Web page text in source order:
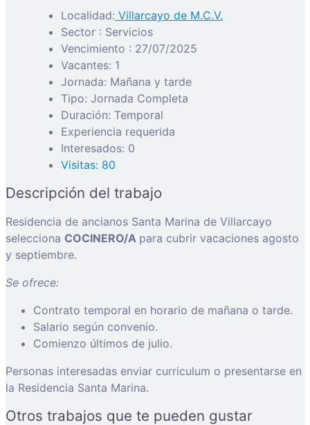
Localidad: Villarcayo de M.C.V.
Sector : Servicios
Vencimiento : 27/07/2025
Vacantes: 1
Jornada: Mañana y tarde
Tipo: Jornada Completa
Duración: Temporal
Experiencia requerida
Interesados: 0
Visitas: 80
Descripción del trabajo
Residencia de ancianos Santa Marina de Villarcayo
selecciona COCINERO/A para cubrir vacaciones agosto
y septiembre.
Se ofrece:
Contrato temporal en horario de mañana o tarde.
Salario según convenio.
Comienzo últimos de julio.
Personas interesadas enviar curriculum o presentarse en
la Residencia Santa Marina.
Otros trabajos que te pueden gustar